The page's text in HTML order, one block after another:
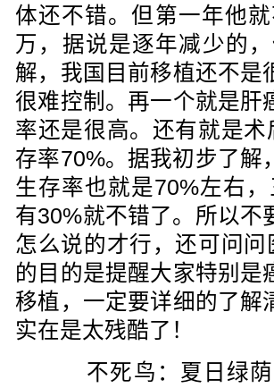
体还不错。但第一年他
万，据说是逐年减少的
解，我国目前移植还不是
很难控制。再一个就是肝
率还是很高。还有就是
存率70%。据我初步了解
生存率也就是70%左右
有30%就不错了。所以不
怎么说的才行，还可问
的目的是提醒大家特别是
移植，一定要详细的了解
实在是太残酷了！
不死鸟：夏日绿荫